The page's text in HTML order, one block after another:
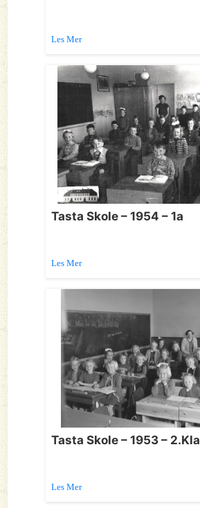
Les Mer
Tasta Skole – 1954 – 1a
Les Mer
Tasta Skole – 1953 –
Les Mer